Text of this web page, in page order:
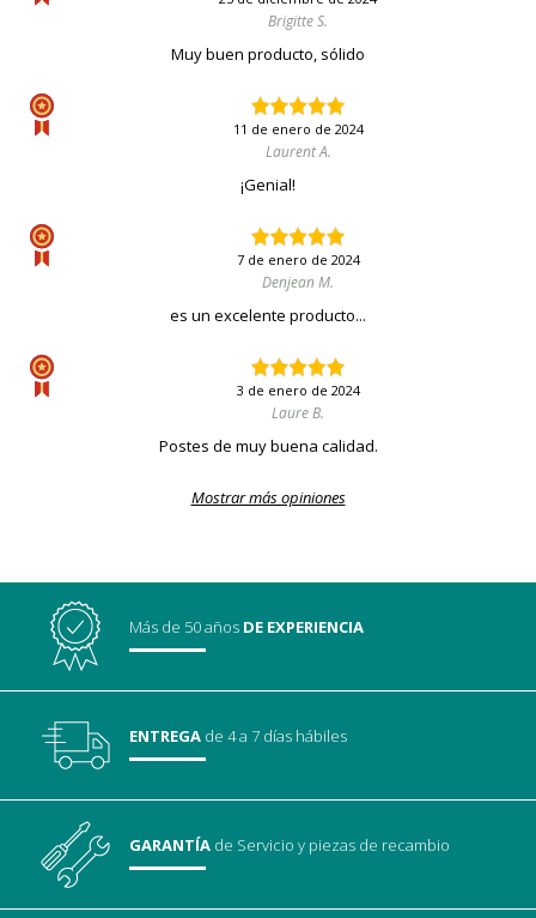
Brigitte S.
Muy buen producto, sólido
11 de enero de 2024
Laurent A.
¡Genial!
7 de enero de 2024
Denjean M.
es un excelente producto...
3 de enero de 2024
Laure B.
Postes de muy buena calidad.
Mostrar más opiniones
Más de 50 años DE EXPERIENCIA
ENTREGA de 4 a 7 días hábiles
GARANTÍA de Servicioy piezas de recambio